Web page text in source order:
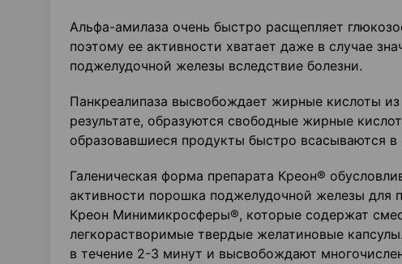
Альфа-амилаза очень быстро расщепляет
поэтому ее активности хватает даже в случае
поджелудочной железы вследствие болезни.
Панкреалипаза высвобождает жирные кислоты
результате, образуются свободные жирные
образовавшиеся продукты быстро всасываются
Галеническая форма препарата Креон®
активности порошка поджелудочной железы для
Креон Минимикросферы®, которые содержат
легкорастворимые твердые желатиновые
в течение 2-3 минут и высвобождают